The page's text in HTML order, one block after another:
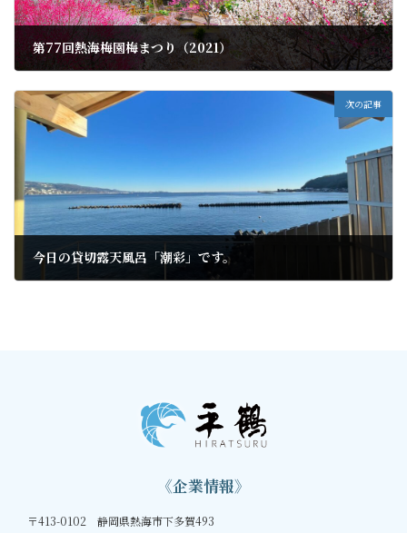
第77回熱海梅園梅まつり（2021）
次の記事
今日の貸切露天風呂「潮彩」です。
《企業情報》
〒413-0102 静岡県熱海市下多賀493